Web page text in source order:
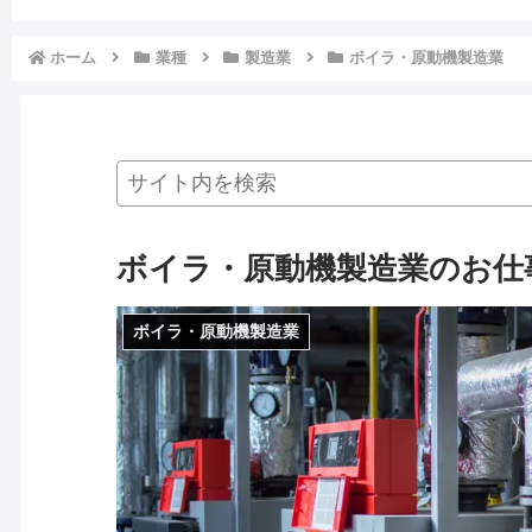
ホーム 業種 製造業 ボイラ・原動機製造業
ボイラ・原動機製造業のお仕
ボイラ・原動機製造業